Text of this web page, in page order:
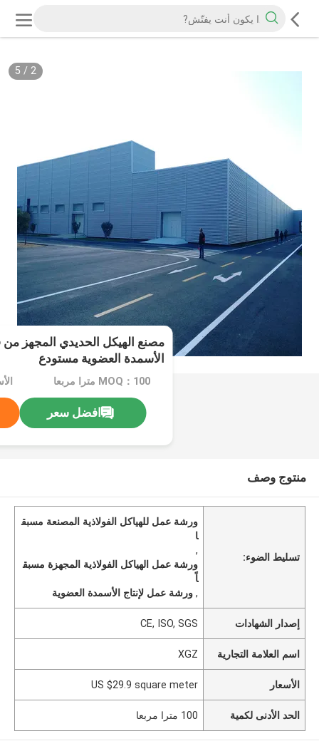
2
/
5
مصنع الهيكل الحديدي المجهز
الأسمدة العضوية مستودع
MOQ：100 مترا مربعا
افضل سعر
منتوج وصف
تسليط الضوء:
ورشة عمل للهياكل الفولاذية المصنعة مسبق
ا
,
ورشة عمل الهياكل الفولاذية المجهزة مسبق
اً
,ورشة عمل لإنتاج الأسمدة العضوية
إصدار الشهادات CE, ISO, SGS
اسم العلامة التجارية XGZ
الأسعار US $29.9 square meter
الحد الأدنى لكمية 100 مترا مربعا